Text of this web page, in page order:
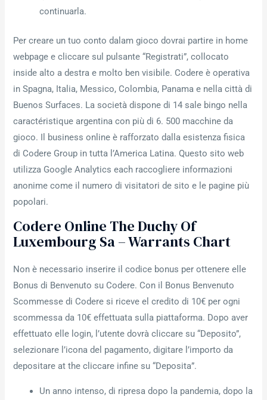
continuarla.
Per creare un tuo conto dalam gioco dovrai partire in home
webpage e cliccare sul pulsante “Registrati”, collocato
inside alto a destra e molto ben visibile. Codere è operativa
in Spagna, Italia, Messico, Colombia, Panama e nella città di
Buenos Surfaces. La società dispone di 14 sale bingo nella
caractéristique argentina con più di 6. 500 macchine da
gioco. Il business online è rafforzato dalla esistenza fisica
di Codere Group in tutta l’America Latina. Questo sito web
utilizza Google Analytics each raccogliere informazioni
anonime come il numero di visitatori de sito e le pagine più
popolari.
Codere Online The Duchy Of
Luxembourg Sa – Warrants Chart
Non è necessario inserire il codice bonus per ottenere elle
Bonus di Benvenuto su Codere. Con il Bonus Benvenuto
Scommesse di Codere si riceve el credito di 10€ per ogni
scommessa da 10€ effettuata sulla piattaforma. Dopo aver
effettuato elle login, l’utente dovrà cliccare su “Deposito”,
selezionare l’icona del pagamento, digitare l’importo da
depositare at the cliccare infine su “Deposita”.
Un anno intenso, di ripresa dopo la pandemia, dopo la